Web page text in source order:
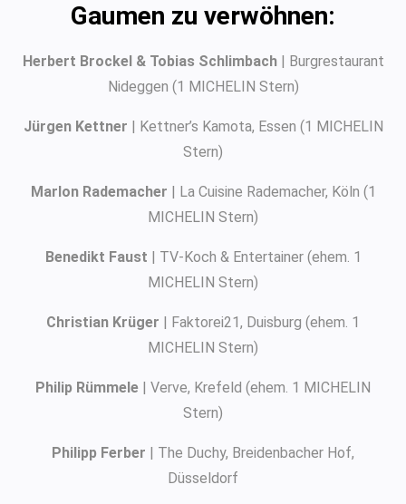
Gaumen zu verwöhnen:
Herbert Brockel & Tobias Schlimbach| Burgrestaurant
Nideggen (1 MICHELIN Stern)
Jürgen Kettner | Kettner’s Kamota, Essen (1 MICHELIN
Stern)
Marlon Rademacher | La Cuisine Rademacher, Köln (1
MICHELIN Stern)
Benedikt Faust | TV-Koch & Entertainer (ehem. 1
MICHELIN Stern)
Christian Krüger | Faktorei21, Duisburg (ehem. 1
MICHELIN Stern)
Philip Rümmele | Verve, Krefeld (ehem. 1 MICHELIN
Stern)
Philipp Ferber | The Duchy, Breidenbacher Hof,
Düsseldorf